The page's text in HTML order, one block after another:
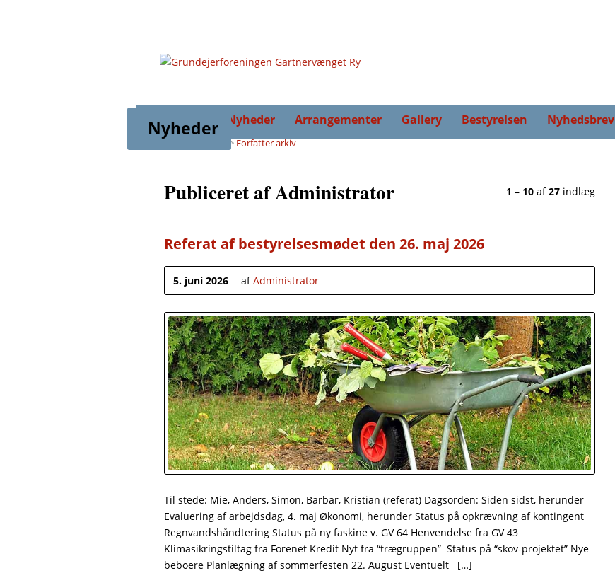
Forsiden Nyheder Arrangementer Gallery Bestyrelsen Nyhedsbrev
Nyheder
Forsiden >Forfatter arkiv
Publiceret af Administrator 1 – 10 af27 indlæg
Referat af bestyrelsesmødet den 26. maj 2026
5. juni 2026 afAdministrator
Til stede: Mie, Anders, Simon, Barbar, Kristian (referat) Dagsorden: Siden sidst, herunder
Evaluering af arbejdsdag, 4. maj Økonomi, herunder Status på opkrævning af kontingent
Regnvandshåndtering Status på ny faskine v. GV 64 Henvendelse fra GV 43
Klimasikringstiltag fra Forenet Kredit Nyt fra “trægruppen” Status på “skov-projektet” Nye
beboere Planlægning af sommerfesten 22. August Eventuelt […]